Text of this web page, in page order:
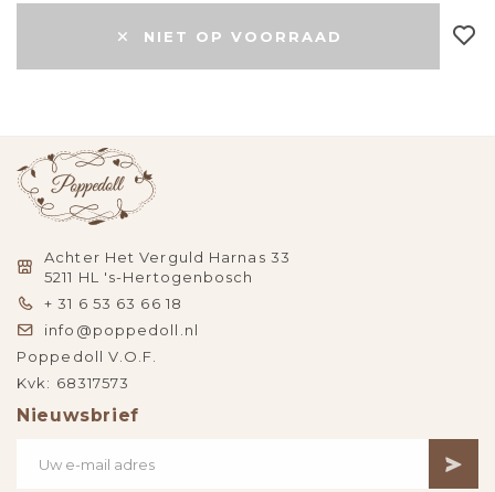
NIET OP VOORRAAD
Achter Het Verguld Harnas 33
5211 HL 's-Hertogenbosch
+ 31 6 53 63 66 18
info@poppedoll.nl
Poppedoll V.O.F.
Kvk: 68317573
Nieuwsbrief